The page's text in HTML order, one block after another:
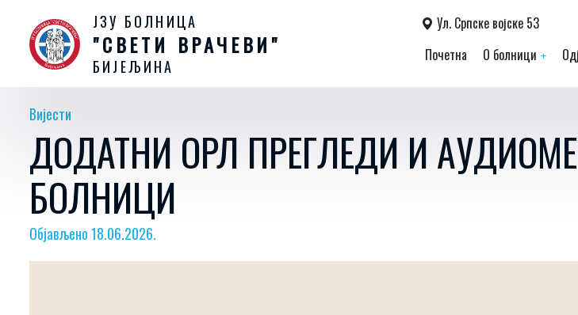
ЈЗУ БОЛНИЦА
"СВЕТИ ВРАЧЕВИ"
БИЈЕЉИНА
Ул. Српске војске 53
Почетна О болници +
Вијести
ДОДАТНИ ОРЛ ПРЕГЛЕДИ И
БОЛНИЦИ
Објављено 18.06.2026.